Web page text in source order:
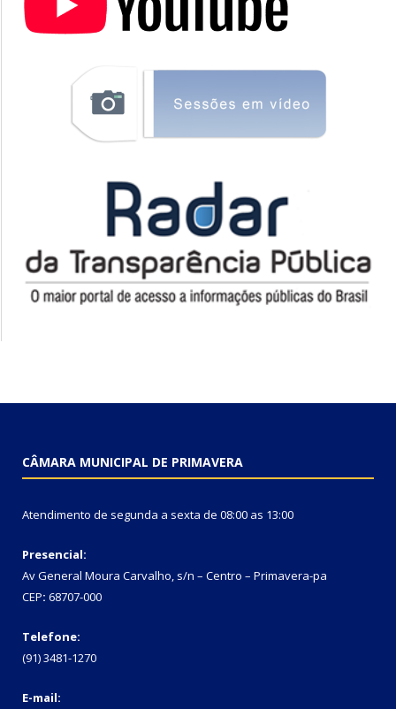
CÂMARA MUNICIPAL DE PRIMAVERA
Atendimento de segunda a sexta de 08:00 as 13:00
Presencial:
Av General Moura Carvalho, s/n – Centro – Primavera-pa
CEP: 68707-000
Telefone:
(91) 3481-1270
E-mail: